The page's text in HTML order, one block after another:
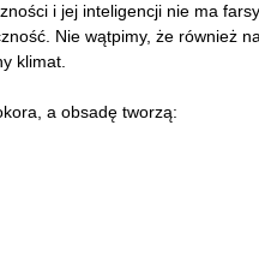
i jej inteligencji nie ma
Nie wątpimy, że również
klimat.
a obsadę tworzą: